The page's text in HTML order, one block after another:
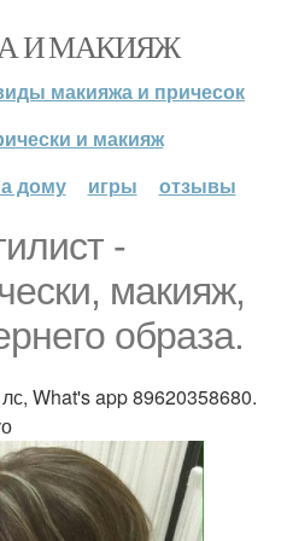
И МАКИЯЖ
макияжа и причесок
и макияж
дому
игры отзывы
-
макияж,
образа.
What's app 89620358680.